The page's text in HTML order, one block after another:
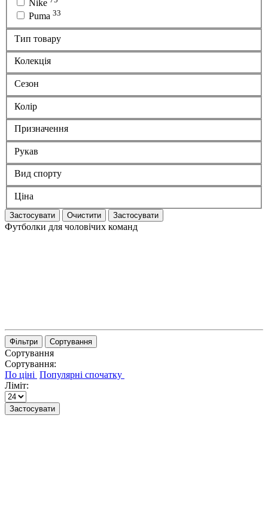
Nike
Puma 33
Тип товару
Колекція
Сезон
Колір
Призначення
Рукав
Вид спорту
Ціна
Застосувати Очистити Застосувати
Футболки для чоловічих команд
Фільтри Сортування
Сортування
Сортування:
Ліміт:
Застосувати